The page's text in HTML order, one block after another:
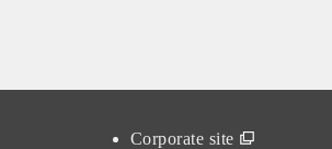
Corporate site